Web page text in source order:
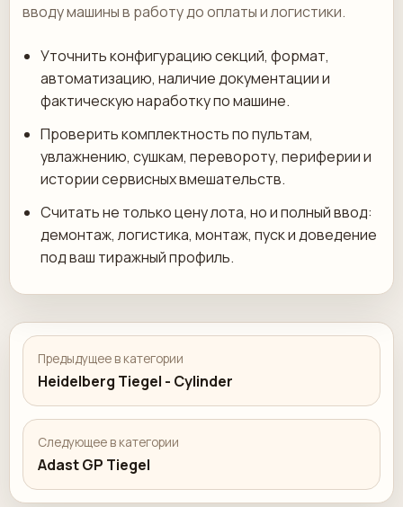
вводу машины в работу до оплаты и логистики.
Уточнить конфигурацию секций, формат,
автоматизацию, наличие документации и
фактическую наработку по машине.
Проверить комплектность по пультам,
увлажнению, сушкам, перевороту, периферии и
истории сервисных вмешательств.
Считать не только цену лота, но и полный ввод:
демонтаж, логистика, монтаж, пуск и доведение
под ваш тиражный профиль.
Предыдущее в категории
Heidelberg Tiegel - Cylinder
Следующее в категории
Adast GP Tiegel